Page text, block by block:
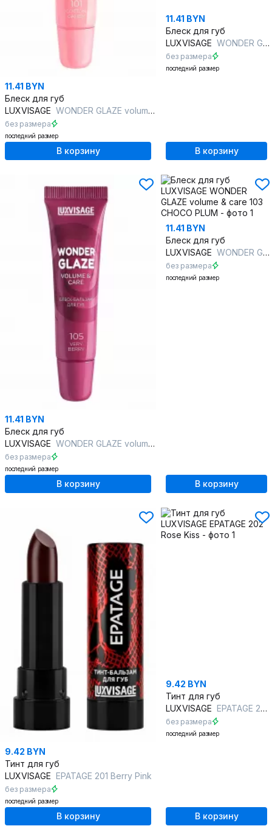
11.41 BYN
Блеск для губ
LUXVISAGE WONDER GLAZE volume & care 101 COTTON CANDY
без размера
последний размер
В корзину
11.41 BYN
Блеск для губ
LUXVISAGE WONDER GLAZE volume & care 106 BROWNIE
без размера
последний размер
В корзину
11.41 BYN
Блеск для губ
LUXVISAGE WONDER GLAZE volume & care 105 VERY BERRY
без размера
последний размер
В корзину
11.41 BYN
Блеск для губ
LUXVISAGE WONDER GLAZE volume & care 103 CHOCO PLUM
без размера
последний размер
В корзину
9.42 BYN
Тинт для губ
LUXVISAGE EPATAGE 201 Berry Pink
без размера
последний размер
В корзину
9.42 BYN
Тинт для губ
LUXVISAGE EPATAGE 202 Rose Kiss
без размера
последний размер
В корзину